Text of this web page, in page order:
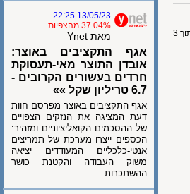
13/05/23 22:25
37.04% מהצפיות
מאת Ynet
אגף התקציבים באוצר:
אובדן התוצר מאי-תעסוקת
חרדים בעשורים הקרובים -
6.7 טריליון שקל »»
אגף התקציבים באוצר מפרסם חוות
דעת המציגה את הנזקים הצפויים
של ההסכמים הקואליציוניים ומזהיר:
הכספים ייצרו מערכת של תמריצים
אנטי-כלכליים המעודדים יציאה
משוק העבודה והקטנת כושר
ההשתכרות